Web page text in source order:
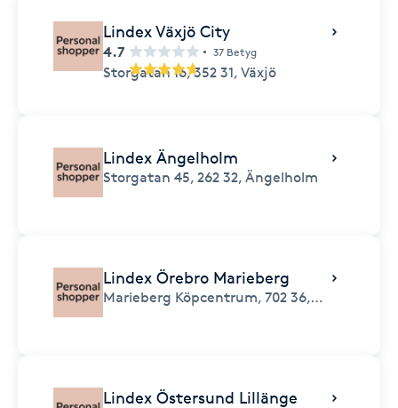
Lindex Växjö City
4.7 37 Betyg
Storgatan 16,352 31, Växjö
Lindex Ängelholm
Storgatan 45, 262 32, Ängelholm
Lindex Örebro Marieberg
Marieberg Köpcentrum, 702 36, Örebro
Lindex Östersund Lillänge